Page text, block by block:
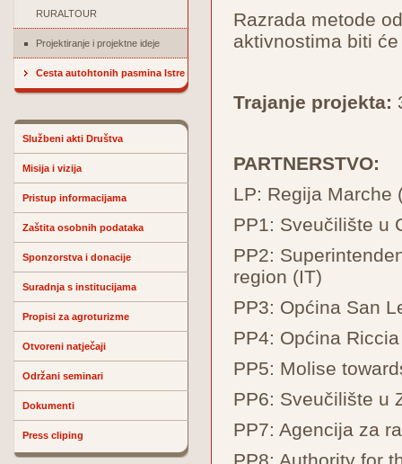
RURALTOUR
Projektiranje i projektne ideje
Cesta autohtonih pasmina Istre
Službeni akti Društva
Misija i vizija
Pristup informacijama
Zaštita osobnih podataka
Sponzorstva i donacije
Suradnja s institucijama
Propisi za agroturizme
Otvoreni natječaji
Održani seminari
Dokumenti
Press cliping
Razrada metode
aktivnostima biti
Trajanje projekta:
PARTNERSTVO:
LP: Regija Marche
PP1: Sveučilište u
PP2:
region (IT)
PP3: Općina San
PP4: Općina
PP5: Molise
PP6: Sveučilište u
PP7: Agencija za